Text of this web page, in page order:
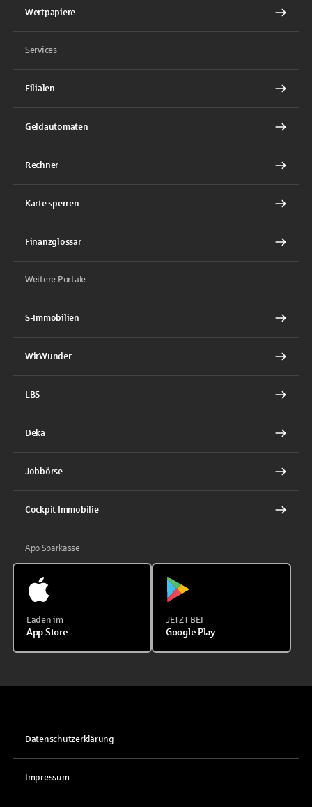
Wertpapiere
Services
Filialen
Geldautomaten
Rechner
Karte sperren
Finanzglossar
Weitere Portale
S-Immobilien
WirWunder
LBS
Deka
Jobbörse
Cockpit Immobilie
App Sparkasse
Laden im
App Store
JETZT BEI
Google Play
Datenschutzerklärung
Impressum